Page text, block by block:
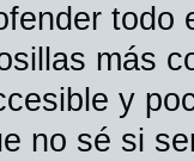
todo
más
y
no sé si